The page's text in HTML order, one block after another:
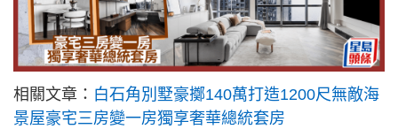
相關文章： 白石角別墅豪擲140萬打造1200尺無敵海
景屋豪宅三房變一房獨享奢華總統套房